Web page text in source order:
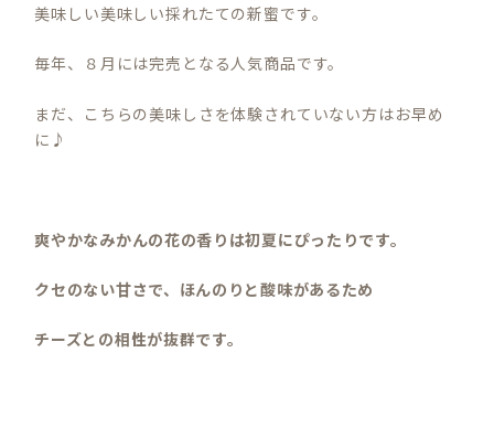
美味しい美味しい採れたての新蜜です。
毎年、８月には完売となる人気商品です。
まだ、こちらの美味しさを体験されていない方はお早め
に♪
爽やかなみかんの花の香りは初夏にぴったりです。
クセのない甘さで、ほんのりと酸味があるため
チーズとの相性が抜群です。